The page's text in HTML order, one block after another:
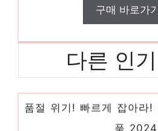
구매 바로가기
다른 인
품절 위기! 빠르게 잡아라
품 2024